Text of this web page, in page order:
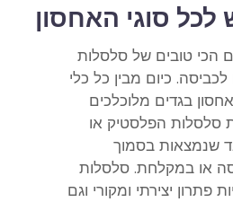
לכל סוגי האחסון
הכי טובים שלסלסלות
לכביסה. כיום מבין כל כלי
בגדים מלוכלכים
סלסלות הפלסטיק או
שנמצאות בסמוך
או במקלחת. סלסלות
פתרון יצירתי ומקורי וגם